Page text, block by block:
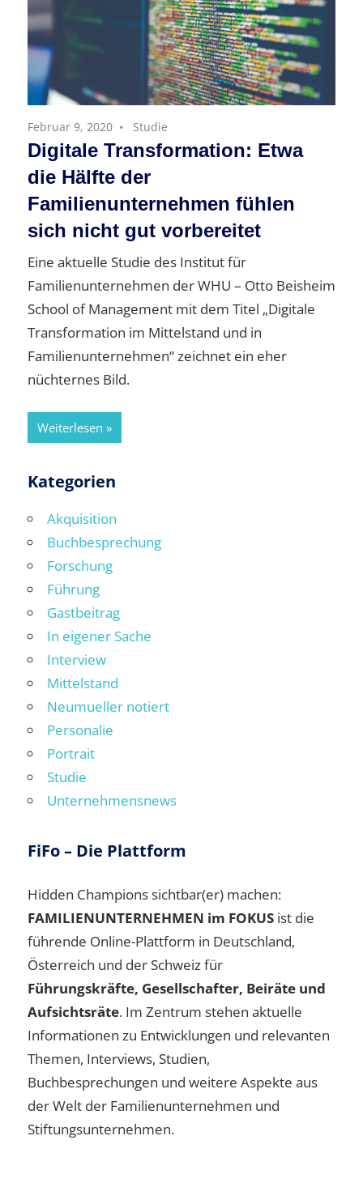
Februar 9, 2020 Studie
Digitale Transformation: Etwa
die Hälfte der
Familienunternehmen fühlen
sich nicht gut vorbereitet
Eine aktuelle Studie des Institut für
Familienunternehmen der WHU – Otto Beisheim
School of Management mit dem Titel „Digitale
Transformation im Mittelstand und in
Familienunternehmen“ zeichnet ein eher
nüchternes Bild.
Weiterlesen
Kategorien
Akquisition
Buchbesprechung
Forschung
Führung
Gastbeitrag
In eigener Sache
Interview
Mittelstand
Neumueller notiert
Personalie
Portrait
Studie
Unternehmensnews
FiFo – Die Plattform
Hidden Champions sichtbar(er) machen:
FAMILIENUNTERNEHMEN im FOKUS ist die
führende Online-Plattform in Deutschland,
Österreich und der Schweiz für
Führungskräfte, Gesellschafter, Beiräte und
Aufsichtsräte. Im Zentrum stehen aktuelle
Informationen zu Entwicklungen und relevanten
Themen, Interviews, Studien,
Buchbesprechungen und weitere Aspekte aus
der Welt der Familienunternehmen und
Stiftungsunternehmen.